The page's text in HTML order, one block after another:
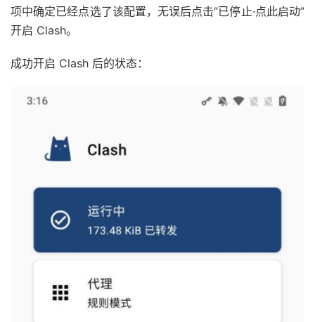
项中确定已经点选了该配置，无误后点击“已停止·点此启动”
开启 Clash。
成功开启 Clash 后的状态：